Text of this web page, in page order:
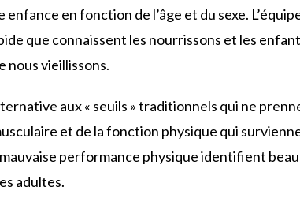
en fonction de l’âge et du sexe.
que connaissent les nourrissons et les
nous vieillissons.
aux « seuils » traditionnels qui ne
et de la fonction physique qui
mauvaise performance physique identifient
adultes.